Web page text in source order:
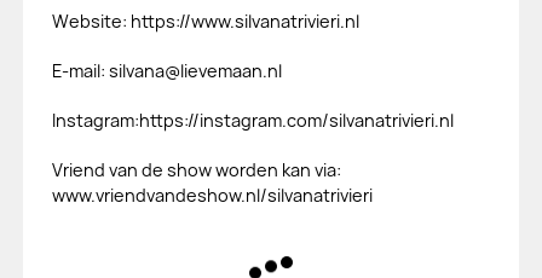
Website: https://www.silvanatrivieri.nl
E-mail: silvana@lievemaan.nl
Instagram:https://instagram.com/silvanatrivieri.nl
Vriend van de show worden kan via:
www.vriendvandeshow.nl/silvanatrivieri